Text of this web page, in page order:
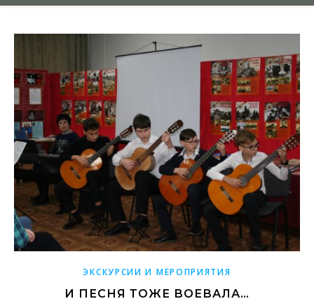
ЭКСКУРСИИ И МЕРОПРИЯТИЯ
И ПЕСНЯ ТОЖЕ ВОЕВАЛА…